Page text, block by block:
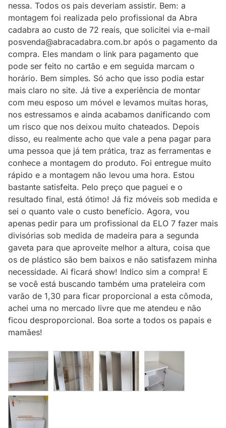
nessa. Todos os pais deveriam assistir. Bem: a
montagem foi realizada pelo profissional da Abra
cadabra ao custo de 72 reais, que solicitei via e-mail
posvenda@abracadabra.com.br após o pagamento da
compra. Eles mandam o link para pagamento que
pode ser feito no cartão e em seguida marcam o
horário. Bem simples. Só acho que isso podia estar
mais claro no site. Já tive a experiência de montar
com meu esposo um móvel e levamos muitas horas,
nos estressamos e ainda acabamos danificando com
um risco que nos deixou muito chateados. Depois
disso, eu realmente acho que vale a pena pagar para
uma pessoa que já tem prática, traz as ferramentas e
conhece a montagem do produto. Foi entregue muito
rápido e a montagem não levou uma hora. Estou
bastante satisfeita. Pelo preço que paguei e o
resultado final, está ótimo! Já fiz móveis sob medida e
sei o quanto vale o custo benefício. Agora, vou
apenas pedir para um profissional da ELO 7 fazer mais
divisórias sob medida de madeira para a segunda
gaveta para que aproveite melhor a altura, coisa que
os de plástico são bem baixos e não satisfazem minha
necessidade. Ai ficará show! Indico sim a compra! E
se você está buscando também uma prateleira com
varão de 1,30 para ficar proporcional a esta cômoda,
achei uma no mercado livre que me atendeu e não
ficou desproporcional. Boa sorte a todos os papais e
mamães!